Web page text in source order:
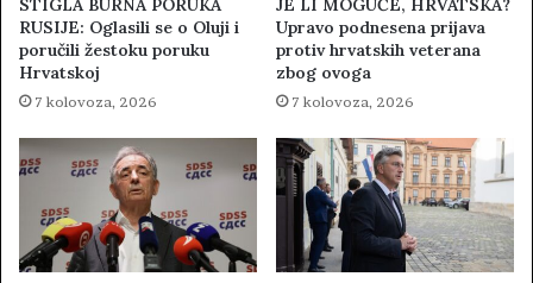
STIGLA BURNA PORUKA
RUSIJE: Oglasili se o Oluji i
poručili žestoku poruku
Hrvatskoj
7 kolovoza, 2026
JE LI MOGUĆE, HRVATSKA?
Upravo podnesena prijava
protiv hrvatskih veterana
zbog ovoga
7 kolovoza, 2026